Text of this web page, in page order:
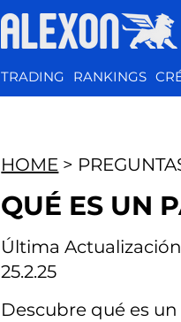
TRADING RANKINGS
Última Actualización
25.2.25
HOME >
QUÉ ES UN
Descubre qué es